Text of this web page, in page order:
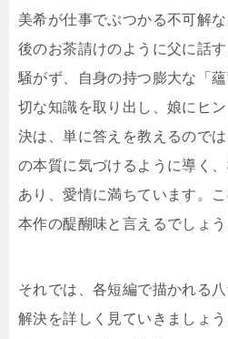
美希が仕事でぶつかる不可解
後のお茶請けのように父に話
騒がず、自身の持つ膨大な「
切な知識を取り出し、娘にヒ
決は、単に答えを教えるので
の本質に気づけるように導く
あり、愛情に満ちています。
本作の醍醐味と言えるでしょう
それでは、各短編で描かれる
解決を詳しく見ていきましょ